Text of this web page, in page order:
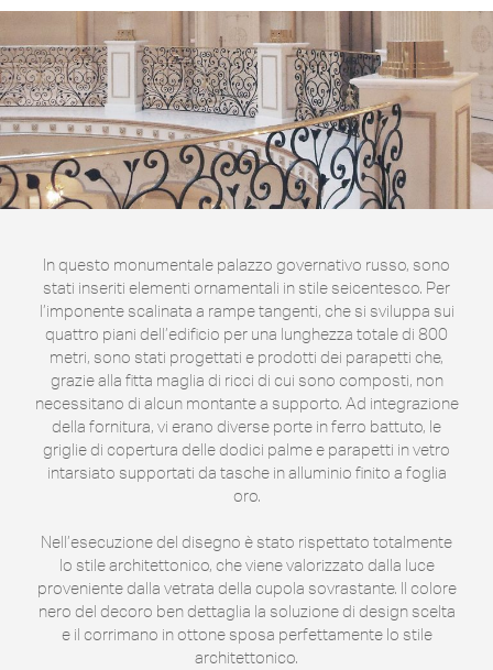
In questo monumentale palazzo governativo russo, sono
stati inseriti elementi ornamentali in stile seicentesco. Per
l’imponente scalinata a rampe tangenti, che si sviluppa sui
quattro piani dell’edificio per una lunghezza totale di 800
metri, sono stati progettati e prodotti dei parapetti che,
grazie alla fitta maglia di ricci di cui sono composti, non
necessitano di alcun montante a supporto. Ad integrazione
della fornitura, vi erano diverse porte in ferro battuto, le
griglie di copertura delle dodici palme e parapetti in vetro
intarsiato supportati da tasche in alluminio finito a foglia
oro.
Nell’esecuzione del disegno è stato rispettato totalmente
lo stile architettonico, che viene valorizzato dalla luce
proveniente dalla vetrata della cupola sovrastante. Il colore
nero del decoro ben dettaglia la soluzione di design scelta
e il corrimano in ottone sposa perfettamente lo stile
architettonico.